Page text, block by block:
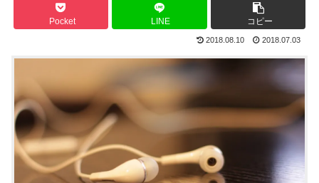
Pocket LINE コピー
2018.08.10 2018.07.03